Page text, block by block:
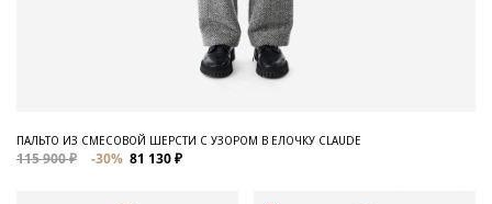
ПАЛЬТО ИЗ СМЕСОВОЙ ШЕРСТИ С УЗОРОМ В ЕЛОЧКУ CLAUDE
115 900 ₽ -30% 81 130 ₽